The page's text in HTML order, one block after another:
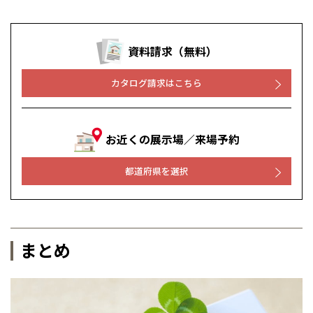
資料請求（無料）
カタログ請求はこちら
お近くの展示場／来場予約
都道府県を選択
まとめ